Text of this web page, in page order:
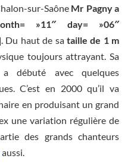
sur-Saône Mr Pagny a
»11″ day= »06″
. Du haut de sa taille de 1 m
toujours attrayant. Sa
a débuté avec quelques
C’est en 2000 qu’il va
en produisant un grand
une variation régulière de
des grands chanteurs
aussi.